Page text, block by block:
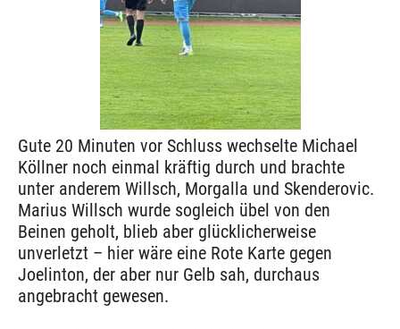
Gute 20 Minuten vor Schluss wechselte Michael
Köllner noch einmal kräftig durch und brachte
unter anderem Willsch, Morgalla und Skenderovic.
Marius Willsch wurde sogleich übel von den
Beinen geholt, blieb aber glücklicherweise
unverletzt – hier wäre eine Rote Karte gegen
Joelinton, der aber nur Gelb sah, durchaus
angebracht gewesen.